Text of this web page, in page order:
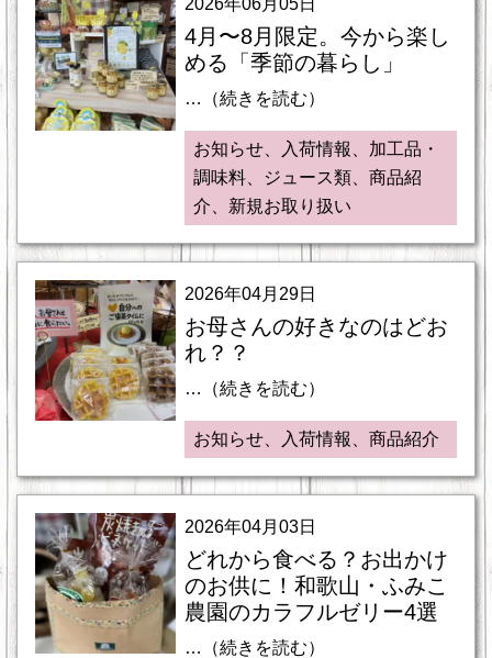
2026年06月05日
4月〜8月限定。今から楽し
める「季節の暮らし」
…（続きを読む）
お知らせ、入荷情報、加工品・
調味料、ジュース類、商品紹
介、新規お取り扱い
2026年04月29日
お母さんの好きなのはどお
れ？？
…（続きを読む）
お知らせ、入荷情報、商品紹介
2026年04月03日
どれから食べる？お出かけ
のお供に！和歌山・ふみこ
農園のカラフルゼリー4選
…（続きを読む）